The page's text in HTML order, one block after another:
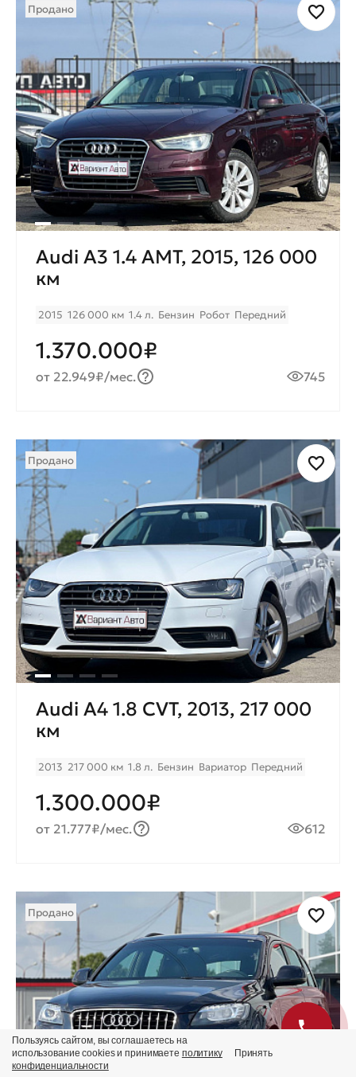
Продано
Audi A3 1.4 AMT, 2015, 126 000
км
2015 126 000 км 1.4 л. Бензин Робот Передний
1.370.000₽
от 22.949₽/мес. 745
Продано
Audi A4 1.8 CVT, 2013, 217 000
км
2013 217 000 км 1.8 л. Бензин Вариатор Передний
1.300.000₽
от 21.777₽/мес. 612
Продано
Пользуясь сайтом, вы соглашаетесь на
использование cookies и принимаете политику
конфиденциальности
Принять